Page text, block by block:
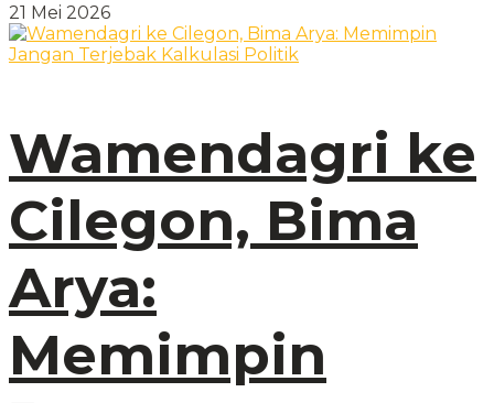
21 Mei 2026
Wamendagri ke
Cilegon, Bima
Arya:
Memimpin